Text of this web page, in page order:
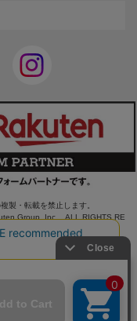
製・転載を禁止します。
Group, Inc. ALL RIGHTS RE